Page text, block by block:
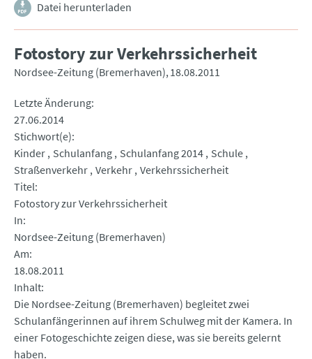
Datei herunterladen
Fotostory zur Verkehrssicherheit
Nordsee-Zeitung (Bremerhaven) 18.08.2011
Letzte Änderung
27.06.2014
Stichwort(e)
Kinder Schulanfang Schulanfang 2014 Schule
Straßenverkehr Verkehr Verkehrssicherheit
Titel
Fotostory zur Verkehrssicherheit
In
Nordsee-Zeitung (Bremerhaven)
Am
18.08.2011
Inhalt
Die Nordsee-Zeitung (Bremerhaven) begleitet zwei
Schulanfängerinnen auf ihrem Schulweg mit der Kamera. In
einer Fotogeschichte zeigen diese, was sie bereits gelernt
haben.